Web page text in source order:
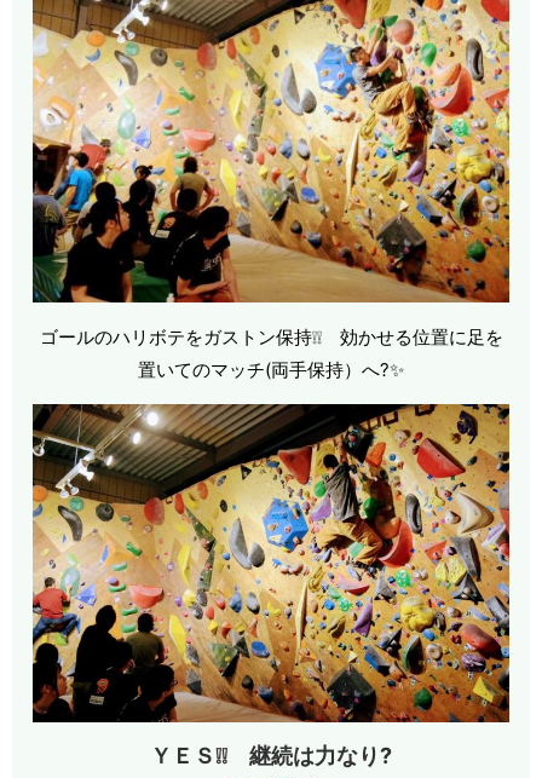
ゴールのハリボテをガストン保持❕❕ 効かせる位置に足を
置いてのマッチ(両手保持）へ?✨
ＹＥＳ❕❕ 継続は力なり?